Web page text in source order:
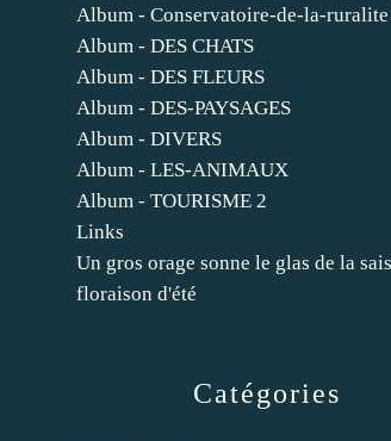
Catégories
Album - Conservatoire-de-la-ruralite
Album - DES CHATS
Album - DES FLEURS
Album - DES-PAYSAGES
Album - DIVERS
Album - LES-ANIMAUX
Album - TOURISME 2
Links
Un gros orage sonne le glas de la
floraison d'été